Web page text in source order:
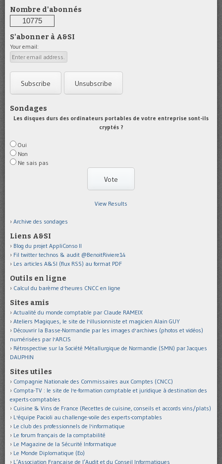
Nombre d'abonnés
10775
S'abonner à A&SI
Your email:
Sondages
Les disques durs des ordinateurs portables de votre entreprise sont-ils
cryptés ?
Oui
Non
Ne sais pas
View Results
Archive des sondages
Liens A&SI
Blog du projet AppliConso II
Fil twitter technos & audit @BenoitRiviere14
Les articles A&SI (flux RSS) au format PDF
Outils en ligne
Calcul du barème d'heures CNCC en ligne
Sites amis
Actualité du monde comptable par Claude RAMEIX
Ateliers Magiques, le site de l'illusionniste et magicien Alain GUY
Découvrir la Basse-Normandie par les images d'archives (photos et vidéos)
numérisées par l'ARCIS
Rétrospective sur la Société Métallurgique de Normandie (SMN) par Jacques
DAUPHIN
Sites utiles
Compagnie Nationale des Commissaires aux Comptes (CNCC)
Compta-TV : le site de l'e-formation comptable et juridique à destination des
experts-comptables
Cuisine & Vins de France (Recettes de cuisine, conseils et accords vins/plats)
L'équipe Pacioli au challenge-voile des experts-comptables
Le club des professionnels de l'informatique
Le forum français de la comptabilité
Le Magazine de la Sécurité Informatique
Le Monde Diplomatique (Eo)
L’Association Française de l’Audit et du Conseil Informatiques